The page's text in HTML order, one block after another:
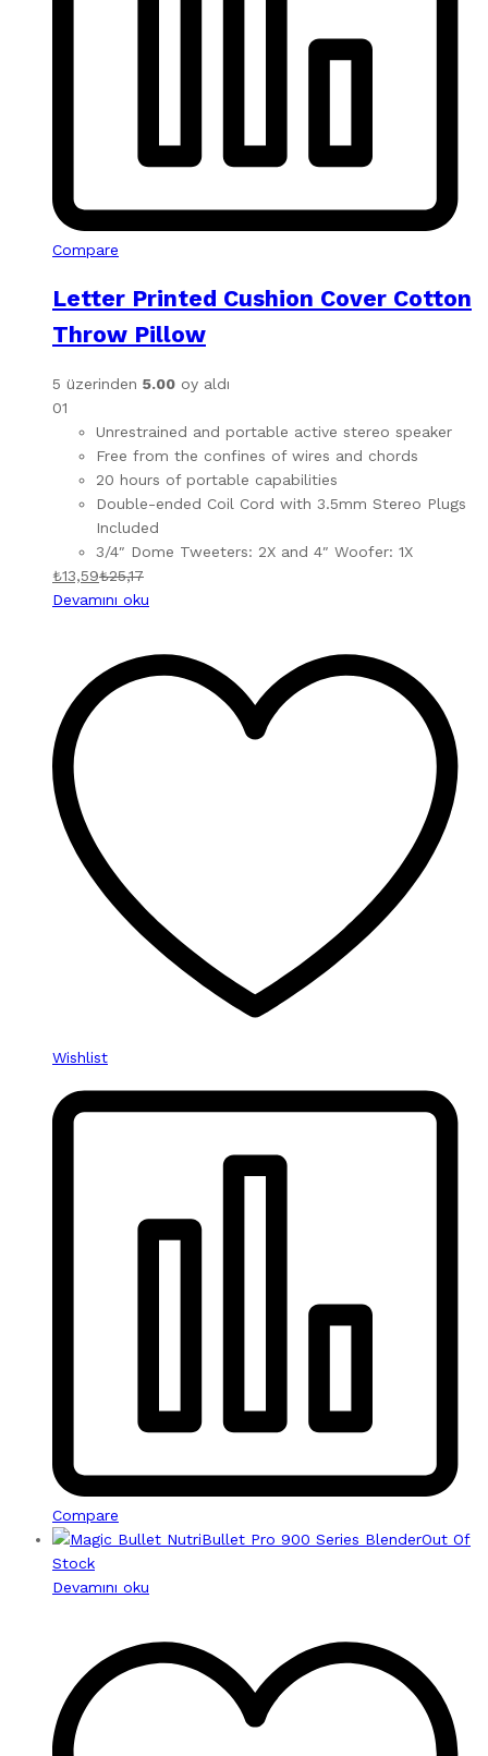
Compare
Letter Printed Cushion Cover Cotton
Throw Pillow
5 üzerinden 5.00 oy aldı
01
Unrestrained and portable active stereo speaker
Free from the confines of wires and chords
20 hours of portable capabilities
Double-ended Coil Cord with 3.5mm Stereo Plugs
Included
3/4″ Dome Tweeters: 2X and 4″ Woofer: 1X
₺13,59₺25,17
Devamını oku
Wishlist
Compare
Out Of
Stock
Devamını oku